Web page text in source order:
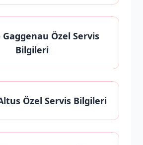
Özel Servis
Bilgileri
Özel Servis Bilgileri